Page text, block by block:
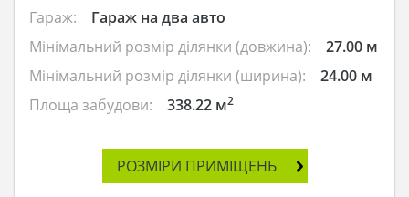
Гараж:
Гараж на два авто
Мінімальний розмір ділянки (довжина):
27.00 м
Мінімальний розмір ділянки (ширина):
24.00 м
Площа забудови:
338.22 м2
РОЗМІРИ ПРИМІЩЕНЬ